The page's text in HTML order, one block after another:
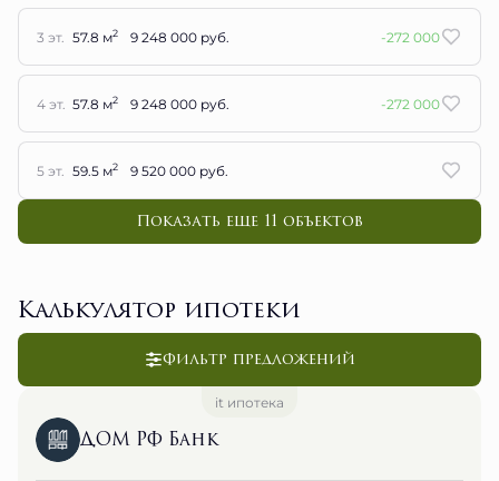
3 эт. 57.8 м2 9 248 000 руб. -272 000
4 эт. 57.8 м2 9 248 000 руб. -272 000
5 эт. 59.5 м2 9 520 000 руб.
Показать еще 11 объектов
Калькулятор ипотеки
Фильтр предложений
it ипотека
ДОМ РФ Банк